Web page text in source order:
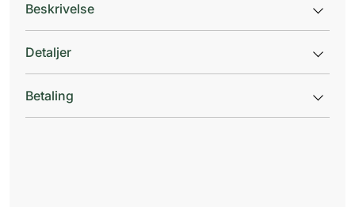
Beskrivelse
Detaljer
Betaling